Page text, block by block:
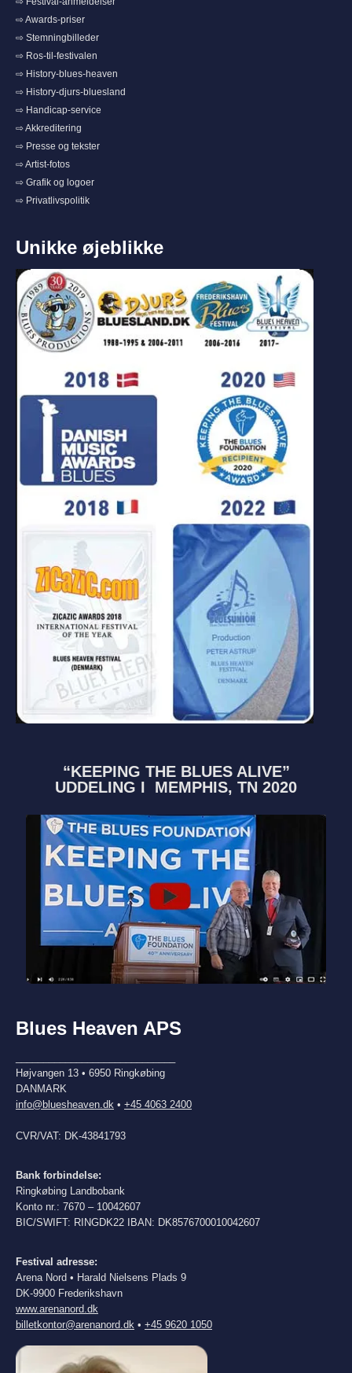
⇨ Awards-priser
⇨ Stemningbilleder
⇨ Ros-til-festivalen
⇨ History-blues-heaven
⇨ History-djurs-bluesland
⇨ Handicap-service
⇨ Akkreditering
⇨ Presse og tekster
⇨ Artist-fotos
⇨ Grafik og logoer
⇨ Privatlivspolitik
Unikke øjeblikke
“KEEPING THE BLUES ALIVE”
UDDELING I MEMPHIS, TN 2020
Blues Heaven APS
Højvangen 13 • 6950 Ringkøbing
DANMARK
info@bluesheaven.dk • +45 4063 2400
CVR/VAT: DK-43841793
Bank forbindelse:
Ringkøbing Landbobank
Konto nr.: 7670 – 10042607
BIC/SWIFT: RINGDK22 IBAN: DK8576700010042607
Festival adresse:
Arena Nord • Harald Nielsens Plads 9
DK-9900 Frederikshavn
www.arenanord.dk
billetkontor@arenanord.dk • +45 9620 1050